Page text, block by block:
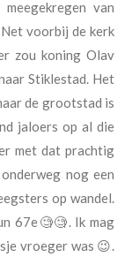
van
voorbij de kerk
zou koning Olav
Stiklestad. Het
de grootstad is
jaloers op al die
met dat prachtig
nog een
op wandel.
67e🧐🧐. Ik mag
vroeger was 😉.